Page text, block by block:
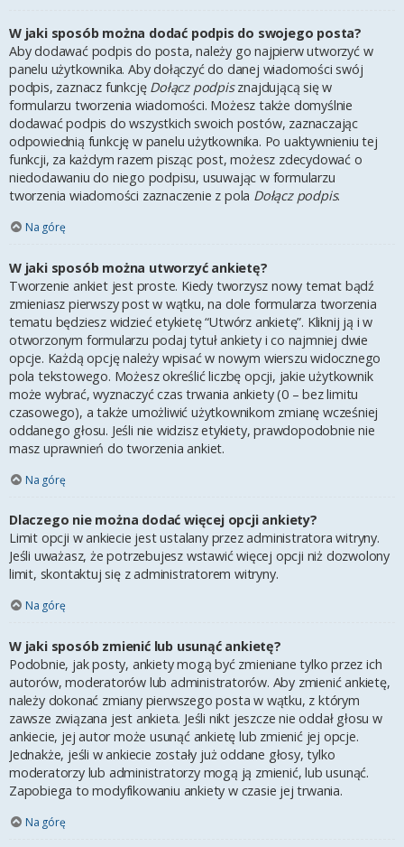
W jaki sposób można dodać podpis do swojego posta?
Aby dodawać podpis do posta, należy go najpierw utworzyć w
panelu użytkownika. Aby dołączyć do danej wiadomości swój
podpis, zaznacz funkcję Dołącz podpisznajdującą się w
formularzu tworzenia wiadomości. Możesz także domyślnie
dodawać podpis do wszystkich swoich postów, zaznaczając
odpowiednią funkcję w panelu użytkownika. Po uaktywnieniu tej
funkcji, za każdym razem pisząc post, możesz zdecydować o
niedodawaniu do niego podpisu, usuwając w formularzu
tworzenia wiadomości zaznaczenie z pola Dołącz podpis.
Na górę
W jaki sposób można utworzyć ankietę?
Tworzenie ankiet jest proste. Kiedy tworzysz nowy temat bądź
zmieniasz pierwszy post w wątku, na dole formularza tworzenia
tematu będziesz widzieć etykietę “Utwórz ankietę”. Kliknij ją i w
otworzonym formularzu podaj tytuł ankiety i co najmniej dwie
opcje. Każdą opcję należy wpisać w nowym wierszu widocznego
pola tekstowego. Możesz określić liczbę opcji, jakie użytkownik
może wybrać, wyznaczyć czas trwania ankiety (0 – bez limitu
czasowego), a także umożliwić użytkownikom zmianę wcześniej
oddanego głosu. Jeśli nie widzisz etykiety, prawdopodobnie nie
masz uprawnień do tworzenia ankiet.
Na górę
Dlaczego nie można dodać więcej opcji ankiety?
Limit opcji w ankiecie jest ustalany przez administratora witryny.
Jeśli uważasz, że potrzebujesz wstawić więcej opcji niż dozwolony
limit, skontaktuj się z administratorem witryny.
Na górę
W jaki sposób zmienić lub usunąć ankietę?
Podobnie, jak posty, ankiety mogą być zmieniane tylko przez ich
autorów, moderatorów lub administratorów. Aby zmienić ankietę,
należy dokonać zmiany pierwszego posta w wątku, z którym
zawsze związana jest ankieta. Jeśli nikt jeszcze nie oddał głosu w
ankiecie, jej autor może usunąć ankietę lub zmienić jej opcje.
Jednakże, jeśli w ankiecie zostały już oddane głosy, tylko
moderatorzy lub administratorzy mogą ją zmienić, lub usunąć.
Zapobiega to modyfikowaniu ankiety w czasie jej trwania.
Na górę